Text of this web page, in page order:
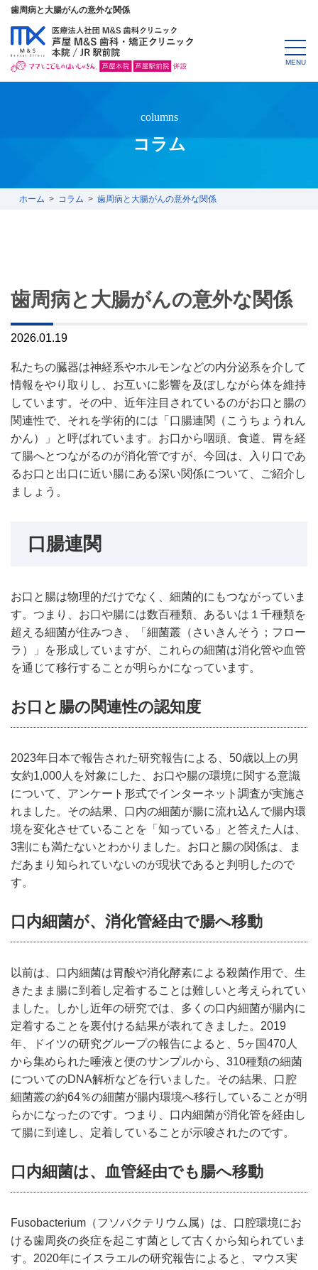
歯周病と大腸がんの意外な関係
MENU
columns
コラム
ホーム コラム 歯周病と大腸がんの意外な関係
歯周病と大腸がんの意外な関係
2026.01.19
私たちの臓器は神経系やホルモンなどの内分泌系を介して
情報をやり取りし、お互いに影響を及ぼしながら体を維持
しています。その中、近年注目されているのがお口と腸の
関連性で、それを学術的には「口腸連関（こうちょうれん
かん）」と呼ばれています。お口から咽頭、食道、胃を経
て腸へとつながるのが消化管ですが、今回は、入り口であ
るお口と出口に近い腸にある深い関係について、ご紹介し
ましょう。
口腸連関
お口と腸は物理的だけでなく、細菌的にもつながっていま
す。つまり、お口や腸には数百種類、あるいは１千種類を
超える細菌が住みつき、「細菌叢（さいきんそう；フロー
ラ）」を形成していますが、これらの細菌は消化管や血管
を通じて移行することが明らかになっています。
お口と腸の関連性の認知度
2023年日本で報告された研究報告による、50歳以上の男
女約1,000人を対象にした、お口や腸の環境に関する意識
について、アンケート形式でインターネット調査が実施さ
れました。その結果、口内の細菌が腸に流れ込んで腸内環
境を変化させていることを「知っている」と答えた人は、
3割にも満たないとわかりました。お口と腸の関係は、ま
だあまり知られていないのが現状であると判明したので
す。
口内細菌が、消化管経由で腸へ移動
以前は、口内細菌は胃酸や消化酵素による殺菌作用で、生
きたまま腸に到着し定着することは難しいと考えられてい
ました。しかし近年の研究では、多くの口内細菌が腸内に
定着することを裏付ける結果が表れてきました。2019
年、ドイツの研究グループの報告によると、5ヶ国470人
から集められた唾液と便のサンプルから、310種類の細菌
についてのDNA解析などを行いました。その結果、口腔
細菌叢の約64％の細菌が腸内環境へ移行していることが明
らかになったのです。つまり、口内細菌が消化管を経由し
て腸に到達し、定着していることが示唆されたのです。
口内細菌は、血管経由でも腸へ移動
Fusobacterium（フソバクテリウム属）は、口腔環境にお
ける歯周炎の炎症を起こす菌として古くから知られていま
す。2020年にイスラエルの研究報告によると、マウス実